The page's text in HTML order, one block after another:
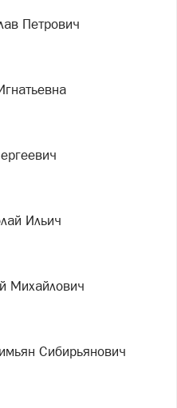
Петрович
Ильич
Михайлович
Сибирьянович